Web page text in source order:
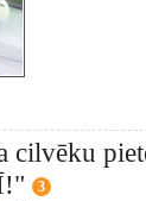
cilvēku
3